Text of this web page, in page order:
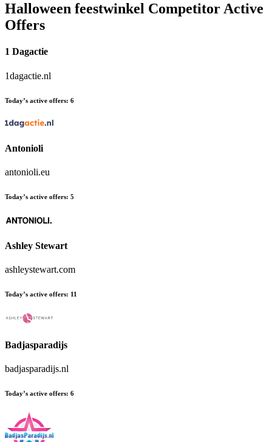
Halloween feestwinkel Competitor Active
Offers
1 Dagactie
1dagactie.nl
Today’s active offers: 6
Antonioli
antonioli.eu
Today’s active offers: 5
Ashley Stewart
ashleystewart.com
Today’s active offers: 11
Badjasparadijs
badjasparadijs.nl
Today’s active offers: 6